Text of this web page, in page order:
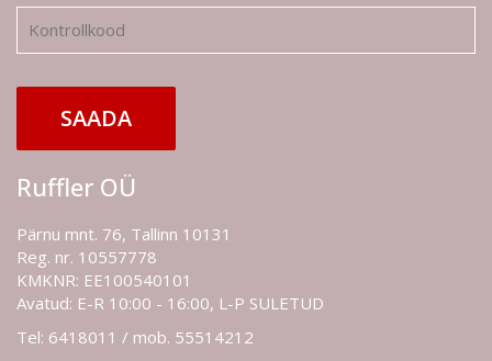
SAADA
Ruffler OÜ
Pärnu mnt. 76, Tallinn 10131
Reg. nr. 10557778
KMKNR: EE100540101
Avatud: E-R 10:00 - 16:00, L-P SULETUD
Tel: 6418011 / mob. 55514212